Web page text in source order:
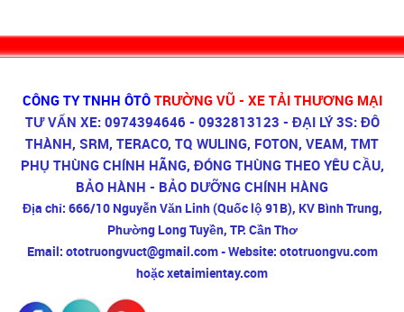
CÔNG TY TNHH ÔTÔ TRƯỜNG VŨ - XE TẢI THƯƠNG MẠI
TƯ VẤN XE: 0974394646 - 0932813123 - ĐẠI LÝ 3S: ĐÔ
THÀNH, SRM, TERACO, TQ WULING, FOTON, VEAM, TMT
PHỤ THÙNG CHÍNH HÃNG, ĐÓNG THÙNG THEO YÊU CẦU,
BẢO HÀNH - BẢO DƯỠNG CHÍNH HÀNG
Địa chỉ: 666/10 Nguyễn Văn Linh (Quốc lộ 91B), KV Bình Trung,
Phường Long Tuyền, TP. Cần Thơ
Email: ototruongvuct@gmail.com -Website: ototruongvu.com
hoặc xetaimientay.com